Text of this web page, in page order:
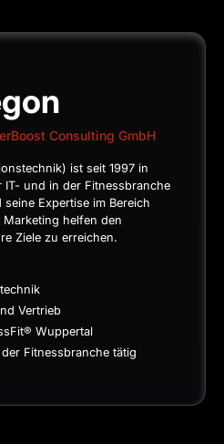
Consulting GmbH
ist seit 1997 in
IT- und in der Fitnessbranche
Expertise im Bereich
helfen den
Ziele zu erreichen.
Vertrieb
Wuppertal
Fitnessbranche tätig